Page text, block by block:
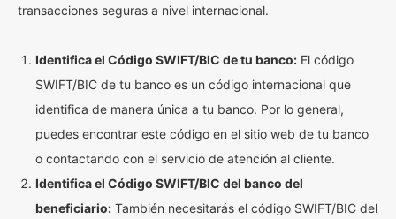
transacciones seguras a nivel internacional.
Identifica el Código SWIFT/BIC de tu banco: El código
SWIFT/BIC de tu banco es un código internacional que
identifica de manera única a tu banco. Por lo general,
puedes encontrar este código en el sitio web de tu banco
o contactando con el servicio de atención al cliente.
Identifica el Código SWIFT/BIC del banco del
beneficiario: También necesitarás el código SWIFT/BIC del